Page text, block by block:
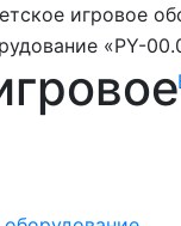
игровое